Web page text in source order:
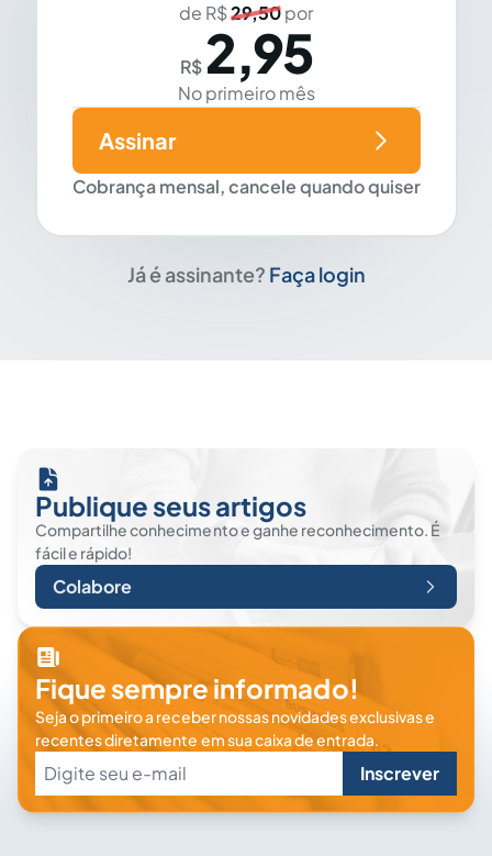
de R$29,50por
R$ 2,95
No primeiro mês
Cobrança mensal, cancele quando quiser
Assinar
Já é assinante? Faça login
Publique seus artigos
Compartilhe conhecimento e ganhe reconhecimento. É
fácil e rápido!
Colabore
Fique sempre informado!
Seja o primeiro a receber nossas novidades exclusivas e
recentes diretamente em sua caixa de entrada.
Inscrever